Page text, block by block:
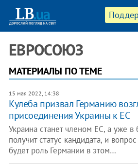
ЕВРОСОЮЗ
МАТЕРИАЛЫ ПО ТЕМЕ
15 мая 2022, 14:38
Кулеба призвал Германию
присоединения Украины к ЕС
Украина станет членом ЕС, а уже
получит статус кандидата, и
будет роль Германии в этом…